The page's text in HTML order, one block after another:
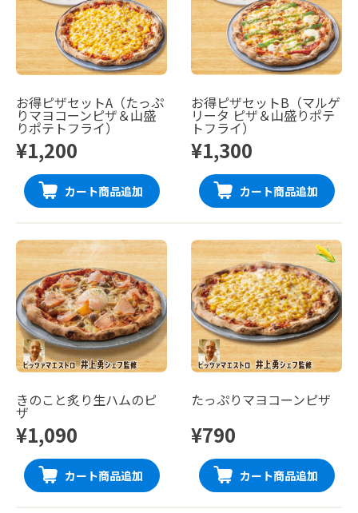
お得ピザセットA（たっぷ
りマヨコーンピザ＆山盛
りポテトフライ）
¥1,200
カート商品追加
お得ピザセットB（マルゲ
リータ ピザ＆山盛りポテ
トフライ）
¥1,300
カート商品追加
きのこと炙り生ハムのピ
ザ
¥1,090
カート商品追加
たっぷりマヨコーンピザ
¥790
カート商品追加